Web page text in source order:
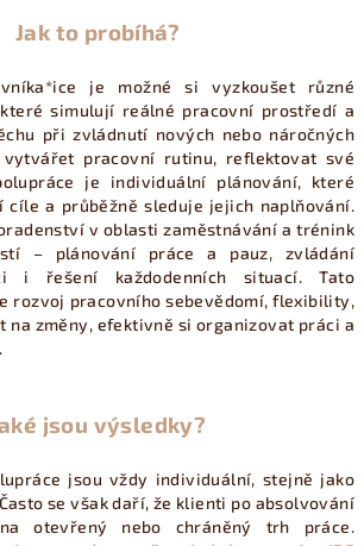
Jak to probíhá?
je možné si vyzkoušet různé
simulují reálné pracovní prostředí a
při zvládnutí nových nebo náročných
vytvářet pracovní rutinu, reflektovat své
je individuální plánování, které
cíle a průběžně sleduje jejich naplňování.
v oblasti zaměstnávání a trénink
– plánování práce a pauz, zvládání
i řešení každodenních situací.Tato
rozvoj pracovního sebevědomí, flexibility,
na změny, efektivně si organizovat práci a
jsou výsledky?
jsou vždy individuální, stejně jako
se však daří, že klienti po absolvování
otevřený nebo chráněný trh práce.